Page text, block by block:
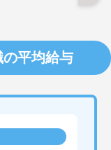
平均給与